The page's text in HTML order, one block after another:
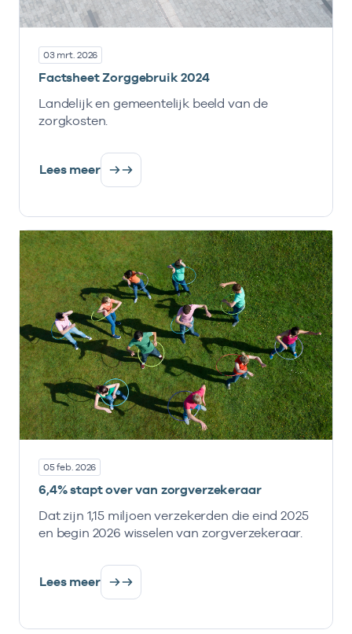
03 mrt. 2026
Factsheet Zorggebruik 2024
Landelijk en gemeentelijk beeld van de
zorgkosten.
Lees meer
05 feb. 2026
6,4% stapt over van zorgverzekeraar
Dat zijn 1,15 miljoen verzekerden die eind 2025
en begin 2026 wisselen van zorgverzekeraar.
Lees meer